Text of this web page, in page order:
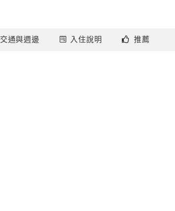
交通與週邊 入住說明 推薦